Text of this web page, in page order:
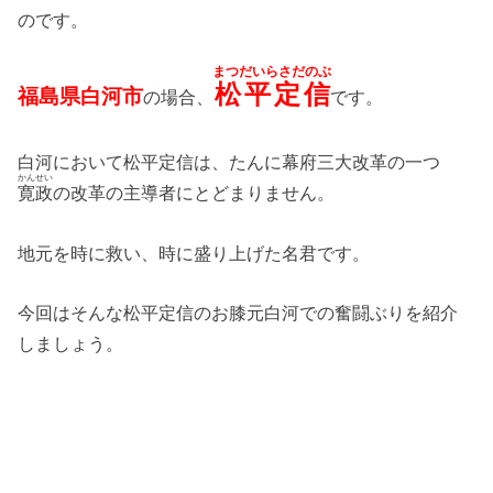
のです。
福島県白河市の場合、 松平定信
まつだいらさだのぶ
です。
白河において松平定信は、たんに幕府三大改革の一つ
寛政
かんせい
の改革の主導者にとどまりません。
地元を時に救い、時に盛り上げた名君です。
今回はそんな松平定信のお膝元白河での奮闘ぶりを紹介
しましょう。